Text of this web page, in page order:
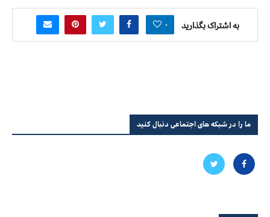
به اشتراک بگذارید ۰
ما را در شبکه های اجتماعی دنبال کنید